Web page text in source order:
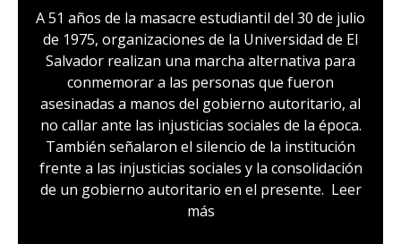
A 51 años de la masacre estudiantil del 30 de julio
de 1975, organizaciones de la Universidad de El
Salvador realizan una marcha alternativa para
conmemorar a las personas que fueron
asesinadas a manos del gobierno autoritario, al
no callar ante las injusticias sociales de la época.
También señalaron el silencio de la institución
frente a las injusticias sociales y la consolidación
de un gobierno autoritario en el presente. Leer
más